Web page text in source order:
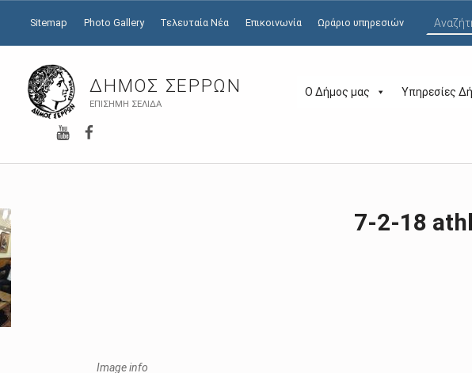
ΔΉΜΟΣ ΣΕΡΡΏΝ
ΕΠΊΣΗΜΗ ΣΕΛΊΔΑ
Ο Δήμος μας Υπηρεσίες
YouTube
Sitemap Photo Gallery Τελευταία Νέα Επικοινωνία Ωράριο υπηρεσιών
7-2-18
Image info